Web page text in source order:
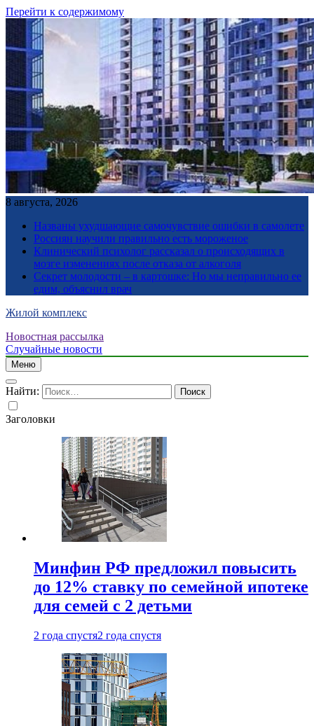
Перейти к содержимому
8 августа, 2026
Названы ухудшающие самочувствие ошибки в самолете
Россиян научили правильно есть мороженое
Клинический психолог рассказал о происходящих в
мозге изменениях после отказа от алкоголя
Секрет молодости – в картошке: Но мы неправильно ее
едим, объяснил врач
Жилой комплекс
Новостная рассылка
Случайные новости
Меню
Найти:
Заголовки
Минфин РФ предложил повысить
до 12% ставку по семейной ипотеке
для семей с 2 детьми
2 года спустя2 года спустя